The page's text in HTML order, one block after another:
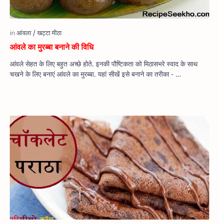
आंवले का मुरब्बा बनाने की विधि
आंवले सेहत के लिए बहुत अच्छे होते. इनकी पौष्टिकता को मिठासभरे स्वाद के साथ
चखने के लिए बनाएं आंवले का मुरब्बा. यहां सीखें इसे बनाने का तरीका - …